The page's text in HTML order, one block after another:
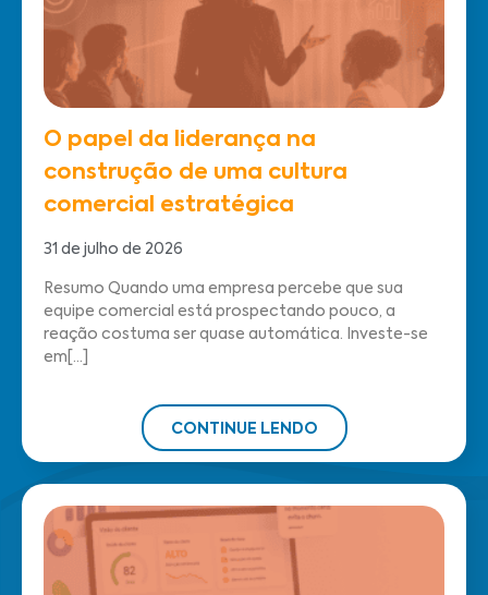
O papel da liderança na
construção de uma cultura
comercial estratégica
31 de julho de 2026
Resumo Quando uma empresa percebe que sua
equipe comercial está prospectando pouco, a
reação costuma ser quase automática. Investe-se
em[...]
CONTINUE LENDO